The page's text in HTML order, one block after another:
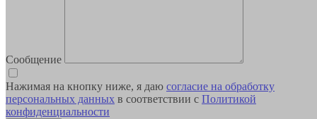
Сообщение
Нажимая на кнопку ниже, я даю согласие на обработку
персональных данных в соответствии с Политикой
конфиденциальности